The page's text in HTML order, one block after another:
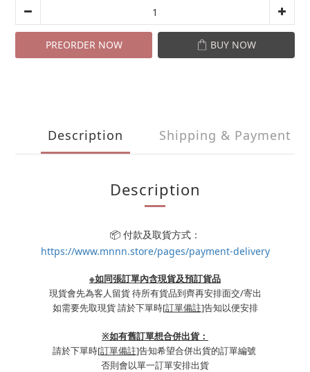
PREORDER NOW BUY NOW
Description Shipping & Payment
Description
📦 付款及取貨方式：
https://www.mnnn.store/pages/payment-delivery
※如同張訂單內含現貨及預訂貨品
現貨會先為客人留貨 待所有貨品到齊再安排面交/寄出
如需要先取現貨 請於下單時[訂單備註]告知以便安排
※如有舊訂單想合併出貨：
請於下單時[訂單備註]告知希望合併出貨的訂單編號
否則會以單一訂單安排出貨